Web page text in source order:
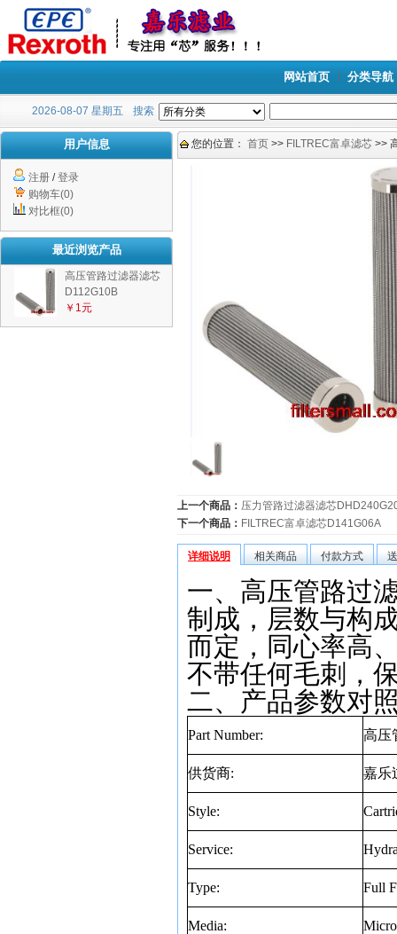
网站首页 分类导航
2026-08-07 星期五 搜索
用户信息
注册 /登录
购物车(0)
对比框(0)
最近浏览产品
高压管路过滤器滤芯
D112G10B
￥1元
您的位置： 首页 >> FILTREC富卓滤芯 >>
上一个商品： 压力管路过滤器滤芯
下一个商品： FILTREC富卓滤芯D141G06A
详细说明 相关商品 付款方式
一、高压管路过
制成，层数与构
而定，同心率高
不带任何毛刺，
二、产品参数对
Part Number: 高压
供货商: 嘉乐
Style:
Service:
Type: Full
Media: